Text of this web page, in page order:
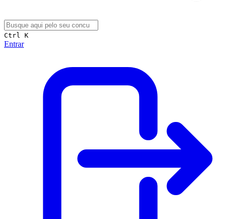
Ctrl K
Entrar